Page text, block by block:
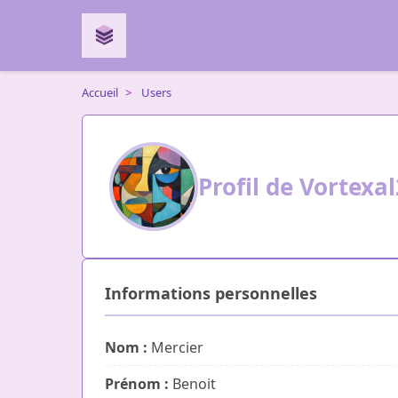
Accueil > Users
Profil de
Informations personnelles
Nom : Mercier
Prénom : Benoit